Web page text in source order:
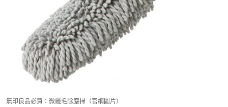
無印良品必買：微纖毛除塵掃（官網圖片）